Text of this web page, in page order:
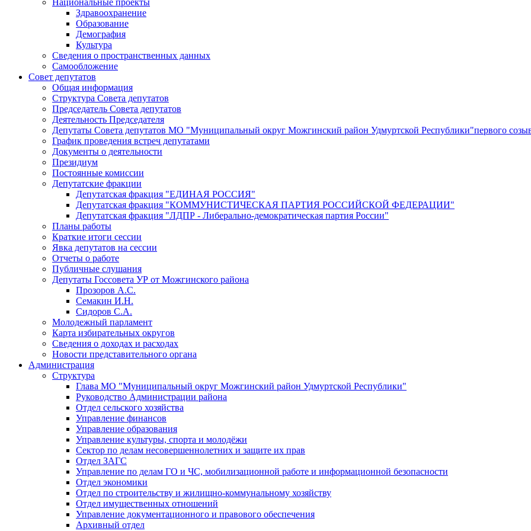
Здравоохранение
Образование
Демография
Культура
Сведения о пространственных данных
Самообложение
Совет депутатов
Общая информация
Структура Совета депутатов
Председатель Совета депутатов
Деятельность Председателя
Депутаты Совета депутатов МО "Муниципальный округ Можгинский район Удмуртской Республики"первого
График проведения встреч депутатами
Документы о деятельности
Президиум
Постоянные комиссии
Депутатские фракции
Депутатская фракция "ЕДИНАЯ РОССИЯ"
Депутатская фракция "КОММУНИСТИЧЕСКАЯ ПАРТИЯ РОССИЙСКОЙ ФЕДЕРАЦИИ"
Депутатская фракция "ЛДПР - Либерально-демократическая партия России"
Планы работы
Краткие итоги сессии
Явка депутатов на сессии
Отчеты о работе
Публичные слушания
Депутаты Госсовета УР от Можгинского района
Прозоров А.С.
Семакин И.Н.
Сидоров С.А.
Молодежный парламент
Карта избирательных округов
Сведения о доходах и расходах
Новости представительного органа
Администрация
Структура
Глава МО "Муниципальный округ Можгинский район Удмуртской Республики"
Руководство Администрации района
Отдел сельского хозяйства
Управление финансов
Управление образования
Управление культуры, спорта и молодёжи
Сектор по делам несовершеннолетних и защите их прав
Отдел ЗАГС
Управление по делам ГО и ЧС, мобилизационной работе и информационной безопасности
Отдел экономики
Отдел по строительству и жилищно-коммунальному хозяйству
Отдел имущественных отношений
Управление документационного и правового обеспечения
Архивный отдел